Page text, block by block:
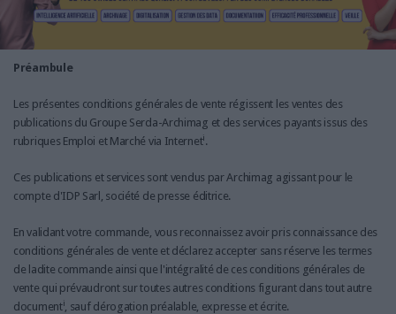
VIE NUMÉRIQUE
NUMÉRIQUE RESPONSABLE
LES DOSSIERS
LES NEWSLETTERS
LE MAGAZINE
LES GUIDES PRATIQUES
LES BASES DE DONNÉES
L'ESPACE EMPLOI
L'AGENDA
Préambule
Les présentes conditions générales de vente régissent les ventes des
publications du Groupe Serda-Archimag et des services payants issus des
rubriques Emploi et Marché via Interneti.
Ces publications et services sont vendus par Archimag agissant pour le
compte d'IDP Sarl, société de presse éditrice.
En validant votre commande, vous reconnaissez avoir pris connaissance des
conditions générales de vente et déclarez accepter sans réserve les termes
de ladite commande ainsi que l'intégralité de ces conditions générales de
vente qui prévaudront sur toutes autres conditions figurant dans tout autre
documenti, sauf dérogation préalable, expresse et écrite.